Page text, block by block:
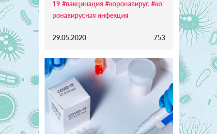
19 #вакцинация #коронавирус #ко
ронавирусная инфекция
29.05.2020 753